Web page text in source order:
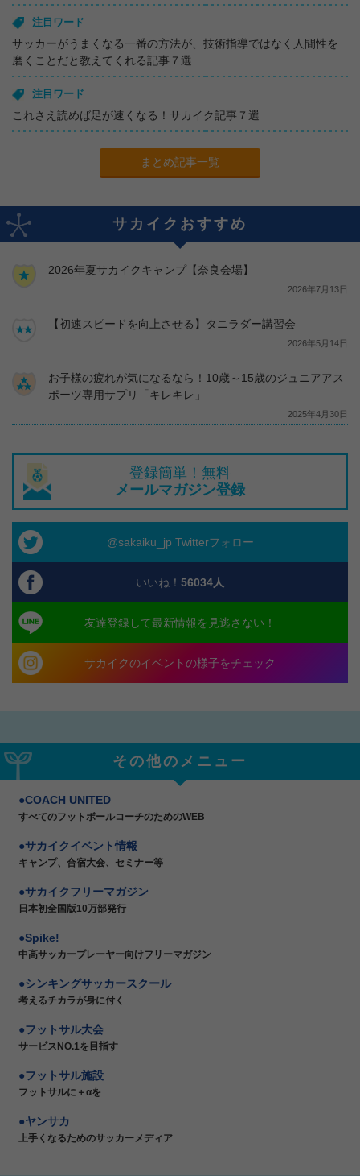
注目ワード
サッカーがうまくなる一番の方法が、技術指導ではなく人間性を
磨くことだと教えてくれる記事７選
注目ワード
これさえ読めば足が速くなる！サカイク記事７選
まとめ記事一覧
サカイクおすすめ
2026年夏サカイクキャンプ【奈良会場】
2026年7月13日
【初速スピードを向上させる】タニラダー講習会
2026年5月14日
お子様の疲れが気になるなら！10歳～15歳のジュニアアス
ポーツ専用サプリ「キレキレ」
2025年4月30日
登録簡単！無料
メールマガジン登録
@sakaiku_jp Twitterフォロー
いいね！ 56034人
友達登録して最新情報を見逃さない！
サカイクのイベントの様子をチェック
その他のメニュー
COACH UNITED
すべてのフットボールコーチのためのWEB
サカイクイベント情報
キャンプ、合宿大会、セミナー等
サカイクフリーマガジン
日本初全国版10万部発行
Spike!
中高サッカープレーヤー向けフリーマガジン
シンキングサッカースクール
考えるチカラが身に付く
フットサル大会
サービスNO.1を目指す
フットサル施設
フットサルに＋αを
ヤンサカ
上手くなるためのサッカーメディア